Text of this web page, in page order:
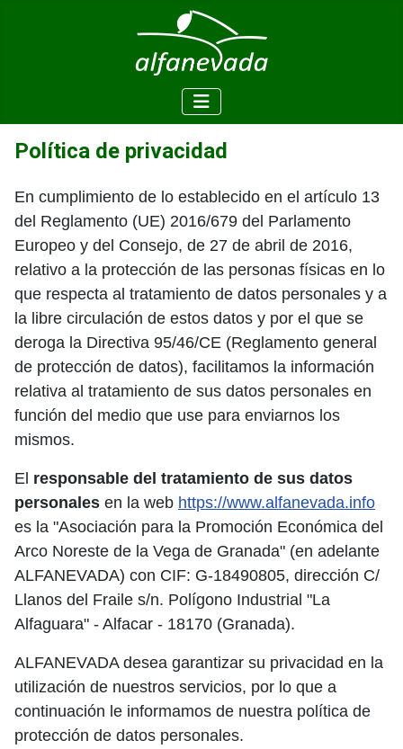
Política de privacidad
En cumplimiento de lo establecido en el artículo 13
del Reglamento (UE) 2016/679 del Parlamento
Europeo y del Consejo, de 27 de abril de 2016,
relativo a la protección de las personas físicas en lo
que respecta al tratamiento de datos personales y a
la libre circulación de estos datos y por el que se
deroga la Directiva 95/46/CE (Reglamento general
de protección de datos), facilitamos la información
relativa al tratamiento de sus datos personales en
función del medio que use para enviarnos los
mismos.
El responsable del tratamiento de sus datos
personales en la web https://www.alfanevada.info
es la "Asociación para la Promoción Económica del
Arco Noreste de la Vega de Granada" (en adelante
ALFANEVADA) con CIF: G-18490805, dirección C/
Llanos del Fraile s/n. Polígono Industrial "La
Alfaguara" - Alfacar - 18170 (Granada).
ALFANEVADA desea garantizar su privacidad en la
utilización de nuestros servicios, por lo que a
continuación le informamos de nuestra política de
protección de datos personales.